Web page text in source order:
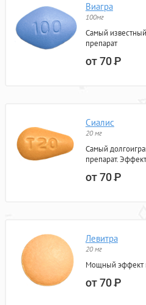
Виагра
100мг
Самый
препарат
от 70Р
Сиалис
20 мг
Самый
препарат.
от 70Р
Левитра
20 мг
Мощный эффект
от 70Р